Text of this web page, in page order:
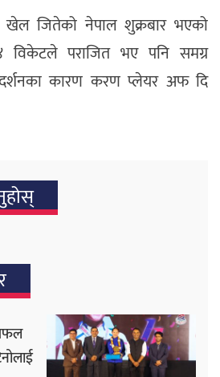
जितेको नेपाल शुक्रबार भएको
पराजित भए पनि समग्र
कारण करण प्लेयर अफ दि